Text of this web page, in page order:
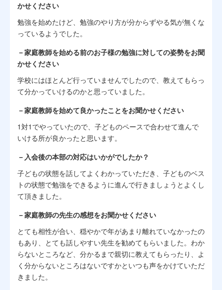
かせください
勉強を始めたけど、勉強のやり方が分からずやる気が無くな
っているようでした。
－家庭教師を始める前のお子様の勉強に対しての姿勢をお聞
かせください
学校にはほとんど行っていませんでしたので、教えてもらっ
て分かっていけるのかと思っていました。
－家庭教師を始めて良かったことをお聞かせください
1対1でやっていたので、子どものペースで合わせて進んで
いける所が良かったと思います。
－入会後の本部の対応はいかがでしたか？
子どもの状態を話してよくわかっていただき、子どものベス
トの状態で勉強をできるように進んで行きましょうとよくし
て頂きました。
－家庭教師の先生の感想をお聞かせください
とても相性が合い、穏やかで年があまり離れていなかったの
もあり、とても話しやすい先生を勧めてもらいました。わか
らないところなど、分かるまで親切に教えてもらったり、よ
く分からないところはないですかといつも声をかけていただ
きました。